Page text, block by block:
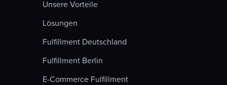
Unsere Vorteile
Lösungen
Fulfillment Deutschland
Fulfillment Berlin
E-Commerce Fulfillment